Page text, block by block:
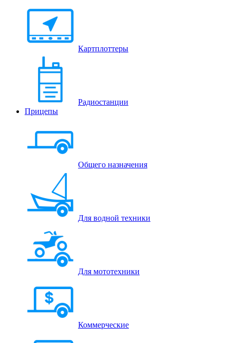
Картплоттеры
Радиостанции
Прицепы
Общего назначения
Для водной техники
Для мототехники
Коммерческие